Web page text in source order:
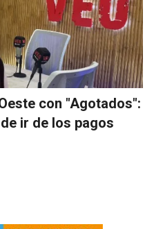
con "Agotados":
ir de los pagos